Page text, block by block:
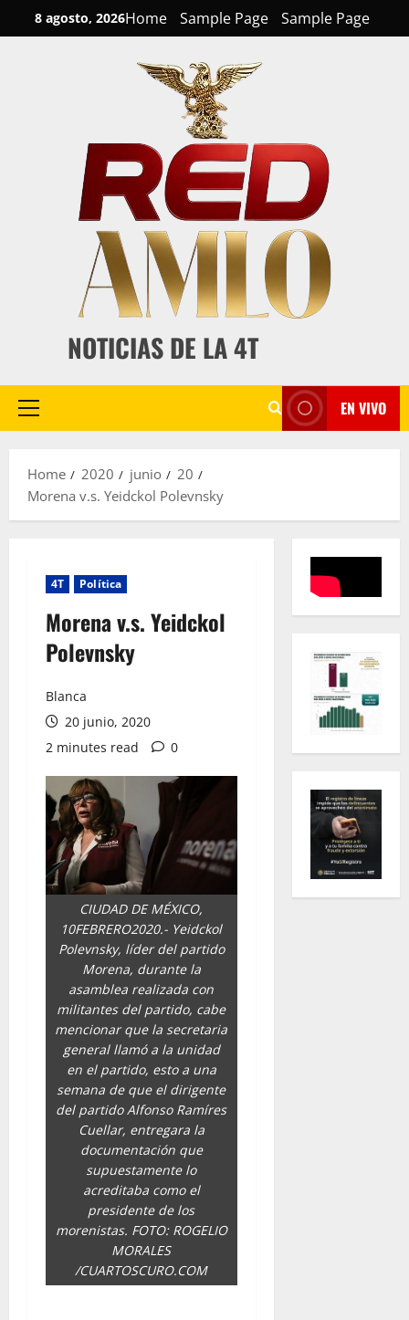
to
8 agosto, 2026Home Sample Page Sample Page
NOTICIAS DE LA 4T
Primary
EN VIVO
Home 2020 junio
20
Morena v.s. Yeidckol Polevnsky
4T Política
Morena v.s. Yeidckol
Polevnsky
Blanca
20 junio, 2020
2 minutes read
0
CIUDAD DE MÉXICO,
10FEBRERO2020.- Yeidckol
Polevnsky, líder del partido
Morena, durante la
asamblea realizada con
militantes del partido, cabe
mencionar que la secretaria
general llamó a la unidad
en el partido, esto a una
semana de que el dirigente
del partido Alfonso Ramíres
Cuellar, entregara la
documentación que
supuestamente lo
acreditaba como el
presidente de los
morenistas. FOTO: ROGELIO
MORALES
/CUARTOSCURO.COM